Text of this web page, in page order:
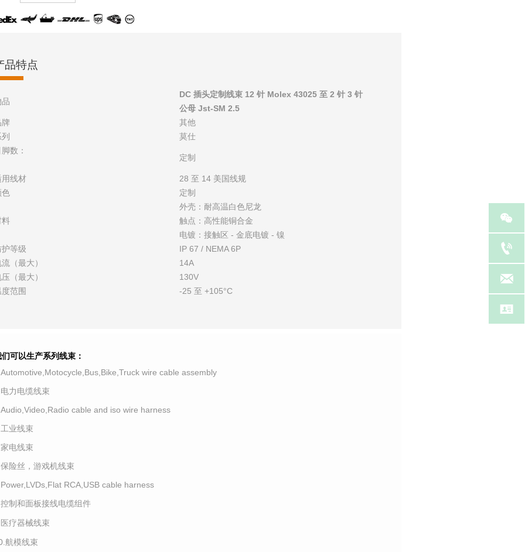
品特点
品
DC 插头定制线束 12 针 Molex 43025 至 2 针 3 针
公母 Jst-SM 2.5
牌
其他
莫仕
数：
定制
用线材
28 至 14 美国线规
色
定制
料
外壳：耐高温白色尼龙
触点：高性能铜合金
电镀：接触区 - 金底电镀 - 镍
护等级
IP 67 / NEMA 6P
流（最大）
14A
压（最大）
130V
度范围
-25 至 +105°C
可以生产系列线束：
wire cable assembly
力电缆线束
cable and iso wire harness
业线束
电线束
险丝，游戏机线束
RCA,USB cable harness
制和面板接线电缆组件
疗器械线束
航模线束



